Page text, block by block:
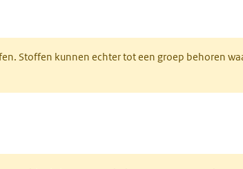
Stoffen kunnen echter tot een groep behoren